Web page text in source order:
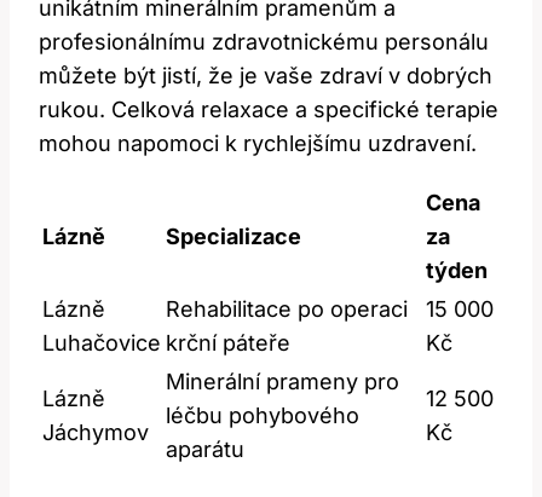
unikátním minerálním pramenům a
profesionálnímu zdravotnickému personálu
můžete být jistí, že je vaše zdraví v dobrých
rukou. Celková relaxace a specifické terapie
mohou napomoci k rychlejšímu uzdravení.
Lázně Specializace
Cena
za
týden
Lázně
Luhačovice
Rehabilitace po operaci
krční páteře
15 000
Kč
Lázně
Jáchymov
Minerální prameny pro
léčbu pohybového
aparátu
12 500
Kč